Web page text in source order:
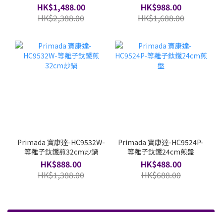
HK$1,488.00
HK$2,388.00
HK$988.00
HK$1,688.00
Primada 寶康達-HC9532W-
等離子鈦鐵煎32cm炒鍋
HK$888.00
HK$1,388.00
Primada 寶康達-HC9524P-
等離子鈦鐵24cm煎盤
HK$488.00
HK$688.00